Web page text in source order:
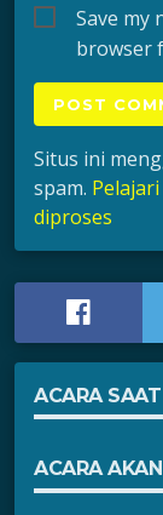
Save my
browser
Situs ini
spam.
diproses
ACARA
ACARA